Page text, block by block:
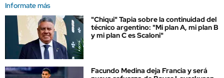
Informate más
"Chiqui" Tapia sobre la continuidad del
técnico argentino: "Mi plan A, mi plan B
y mi plan C es Scaloni"
Facundo Medina deja Francia y será